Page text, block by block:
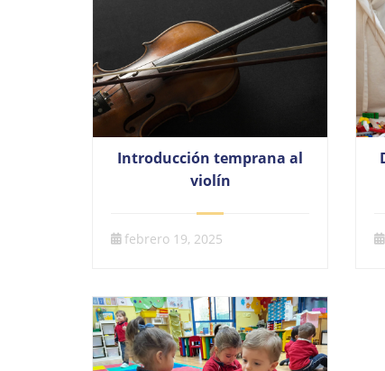
Introducción temprana al
violín
febrero 19, 2025